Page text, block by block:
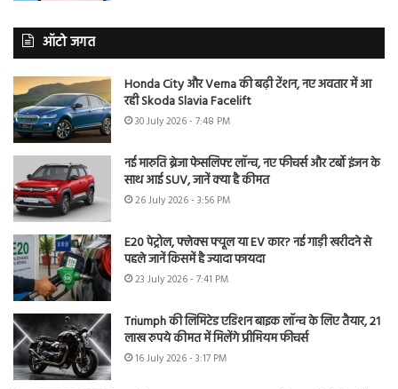
ऑटो जगत
Honda City और Verna की बढ़ी टेंशन, नए अवतार में आ
रही Skoda Slavia Facelift
30 July 2026 - 7:48 PM
नई मारुति ब्रेजा फेसलिफ्ट लॉन्च, नए फीचर्स और टर्बो इंजन के
साथ आई SUV, जानें क्या है कीमत
26 July 2026 - 3:56 PM
E20 पेट्रोल, फ्लेक्स फ्यूल या EV कार? नई गाड़ी खरीदने से
पहले जानें किसमें है ज्यादा फायदा
23 July 2026 - 7:41 PM
Triumph की लिमिटेड एडिशन बाइक लॉन्च के लिए तैयार, 21
लाख रुपये कीमत में मिलेंगे प्रीमियम फीचर्स
16 July 2026 - 3:17 PM